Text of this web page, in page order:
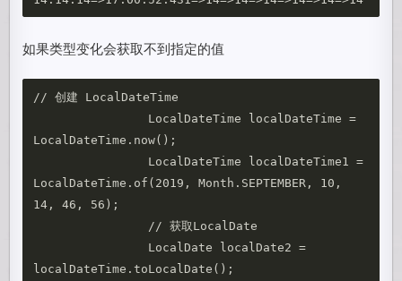
如果类型变化会获取不到指定的值
// 创建 LocalDateTime
LocalDateTime.now();
LocalDateTime.of(2019, Month.SEPTEMBER, 10,
14, 46, 56);
localDateTime.toLocalDate();